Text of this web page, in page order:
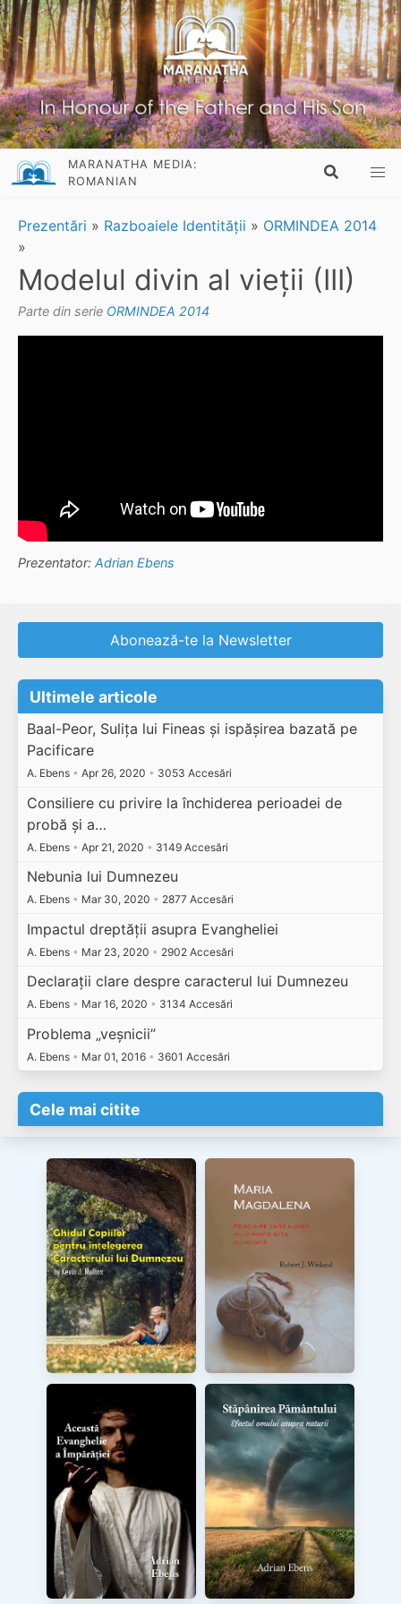
MARANATHA MEDIA:
ROMANIAN
Prezentări » Razboaiele Identității » ORMINDEA 2014
»
Modelul divin al vieții (III)
Parte din serie ORMINDEA 2014
Prezentator: Adrian Ebens
Abonează-te la Newsletter
Ultimele articole
Baal-Peor, Sulița lui Fineas și ispășirea bazată pe
Pacificare
A. Ebens • Apr 26, 2020 • 3053 Accesări
Consiliere cu privire la închiderea perioadei de
probă și a…
A. Ebens • Apr 21, 2020 • 3149 Accesări
Nebunia lui Dumnezeu
A. Ebens • Mar 30, 2020 • 2877 Accesări
Impactul dreptății asupra Evangheliei
A. Ebens • Mar 23, 2020 • 2902 Accesări
Declarații clare despre caracterul lui Dumnezeu
A. Ebens • Mar 16, 2020 • 3134 Accesări
Problema „veșnicii”
A. Ebens • Mar 01, 2016 • 3601 Accesări
Cele mai citite